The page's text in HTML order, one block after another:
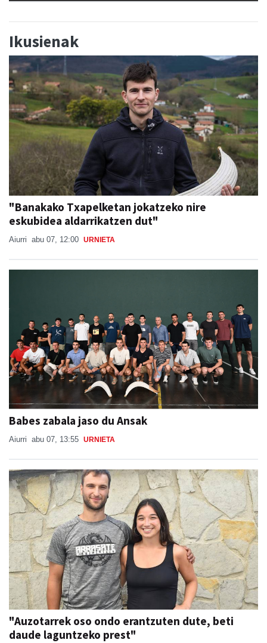
Ikusienak
"Banakako Txapelketan jokatzeko nire
eskubidea aldarrikatzen dut"
Aiurri abu 07, 12:00 URNIETA
Babes zabala jaso du Ansak
Aiurri abu 07, 13:55 URNIETA
"Auzotarrek oso ondo erantzuten dute, beti
daude laguntzeko prest"